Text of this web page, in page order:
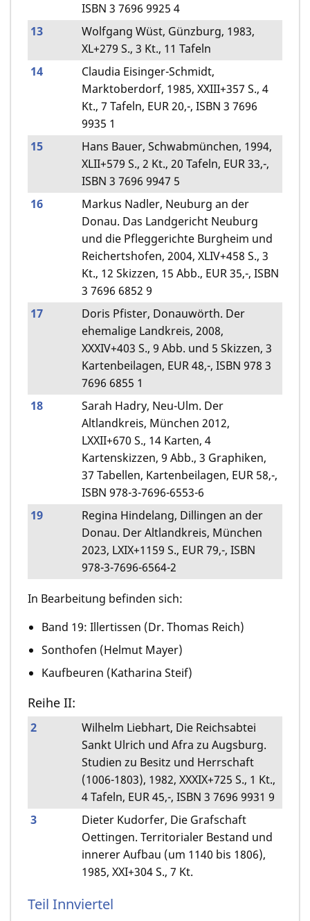
ISBN 3 7696 9925 4
13
Wolfgang Wüst, Günzburg, 1983,
XL+279 S., 3 Kt., 11 Tafeln
14
Claudia Eisinger-Schmidt,
Marktoberdorf, 1985, XXIII+357 S., 4
Kt., 7 Tafeln, EUR 20,-, ISBN 3 7696
9935 1
15
Hans Bauer, Schwabmünchen, 1994,
XLII+579 S., 2 Kt., 20 Tafeln, EUR 33,-,
ISBN 3 7696 9947 5
16
Markus Nadler, Neuburg an der
Donau. Das Landgericht Neuburg
und die Pfleggerichte Burgheim und
Reichertshofen, 2004, XLIV+458 S., 3
Kt., 12 Skizzen, 15 Abb., EUR 35,-, ISBN
3 7696 6852 9
17
Doris Pfister, Donauwörth. Der
ehemalige Landkreis, 2008,
XXXIV+403 S., 9 Abb. und 5 Skizzen, 3
Kartenbeilagen, EUR 48,-, ISBN 978 3
7696 6855 1
18
Sarah Hadry, Neu-Ulm. Der
Altlandkreis, München 2012,
LXXII+670 S., 14 Karten, 4
Kartenskizzen, 9 Abb., 3 Graphiken,
37 Tabellen, Kartenbeilagen, EUR 58,-,
ISBN 978-3-7696-6553-6
19
Regina Hindelang, Dillingen an der
Donau. Der Altlandkreis, München
2023, LXIX+1159 S., EUR 79,-, ISBN
978-3-7696-6564-2
In Bearbeitung befinden sich:
Band 19: Illertissen (Dr. Thomas Reich)
Sonthofen (Helmut Mayer)
Kaufbeuren (Katharina Steif)
Reihe II:
2
Wilhelm Liebhart, Die Reichsabtei
Sankt Ulrich und Afra zu Augsburg.
Studien zu Besitz und Herrschaft
(1006-1803), 1982, XXXIX+725 S., 1 Kt.,
4 Tafeln, EUR 45,-, ISBN 3 7696 9931 9
3
Dieter Kudorfer, Die Grafschaft
Oettingen. Territorialer Bestand und
innerer Aufbau (um 1140 bis 1806),
1985, XXI+304 S., 7 Kt.
Teil Innviertel